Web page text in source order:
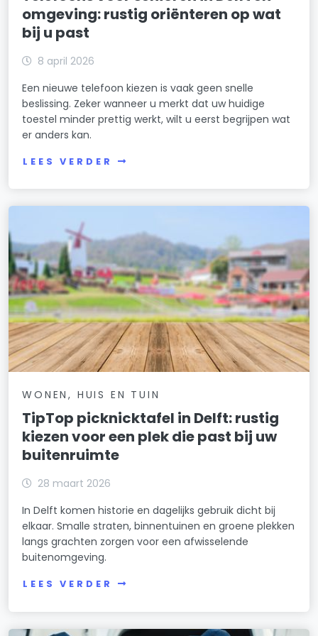
omgeving: rustig oriënteren op wat
bij u past
8 april 2026
Een nieuwe telefoon kiezen is vaak geen snelle
beslissing. Zeker wanneer u merkt dat uw huidige
toestel minder prettig werkt, wilt u eerst begrijpen wat
er anders kan.
LEES VERDER
WONEN, HUIS EN TUIN
TipTop picknicktafel in Delft: rustig
kiezen voor een plek die past bij uw
buitenruimte
28 maart 2026
In Delft komen historie en dagelijks gebruik dicht bij
elkaar. Smalle straten, binnentuinen en groene plekken
langs grachten zorgen voor een afwisselende
buitenomgeving.
LEES VERDER